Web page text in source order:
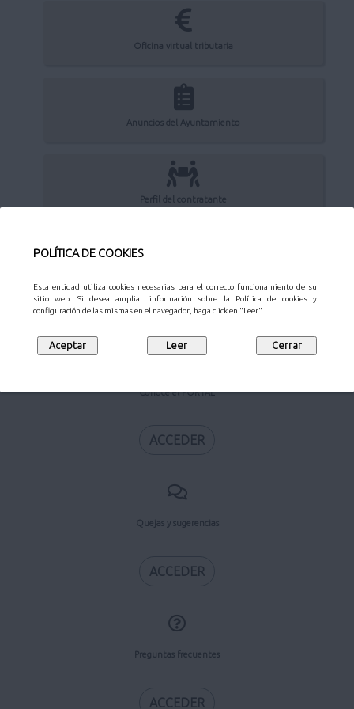
POLÍTICA DE COOKIES
Esta entidad utiliza cookies necesarias para el correcto funcionamiento de su
sitio web. Si desea ampliar información sobre la Política de cookies y
configuración de las mismas en el navegador, haga click en "Leer"
Oficina virtual tributaria
Anuncios del Ayuntamiento
Perfil del contratante
Conoce el PORTAL
ACCEDER
Quejas y sugerencias
ACCEDER
Preguntas frecuentes
ACCEDER